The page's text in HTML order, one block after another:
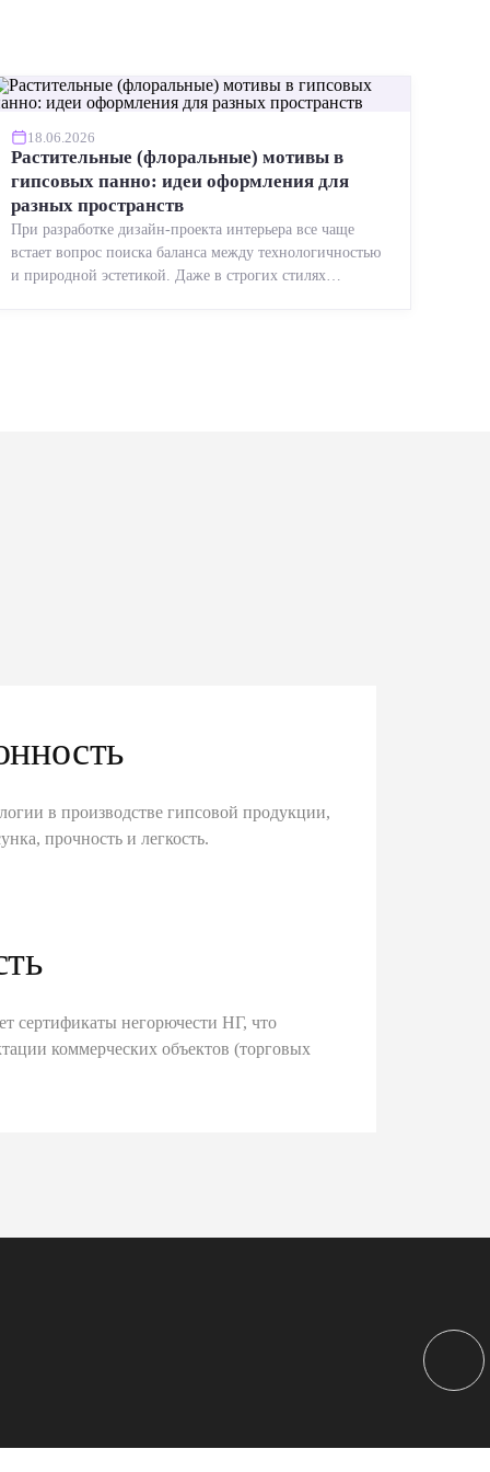
18.06.2026
Растительные (флоральные) мотивы в
гипсовых панно: идеи оформления для
разных пространств
При разработке дизайн-проекта интерьера все чаще
встает вопрос поиска баланса между технологичностью
и природной эстетикой. Даже в строгих стилях
в производстве гипсовой продукции,
прочность и легкость.
сертификаты негорючести НГ, что
коммерческих объектов (торговых